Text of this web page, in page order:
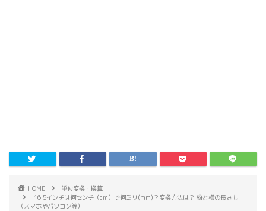
HOME
単位変換・換算
16.5インチは何センチ（cm）で何ミリ(mm)？変換方法は？ 縦と横の長さも
（スマホやパソコン等）